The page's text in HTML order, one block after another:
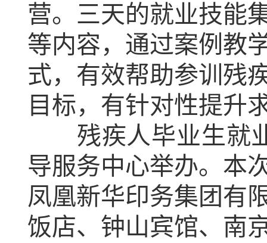
营。三天的就业技能
等内容，通过案例教
式，有效帮助参训残
目标，有针对性提升
残疾人毕业生就业
导服务中心举办。本
凤凰新华印务集团有
饭店、钟山宾馆、南